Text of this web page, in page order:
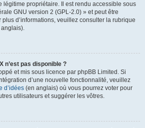
légitime propriétaire. Il est rendu accessible sous
GNU version 2 (GPL-2.0) » et peut être
d’informations, veuillez consulter la rubrique
n’est pas disponible ?
et mis sous licence par phpBB Limited. Si
d’une nouvelle fonctionnalité, veuillez
d’idées (en anglais) où vous pourrez voter pour
utilisateurs et suggérer les vôtres.